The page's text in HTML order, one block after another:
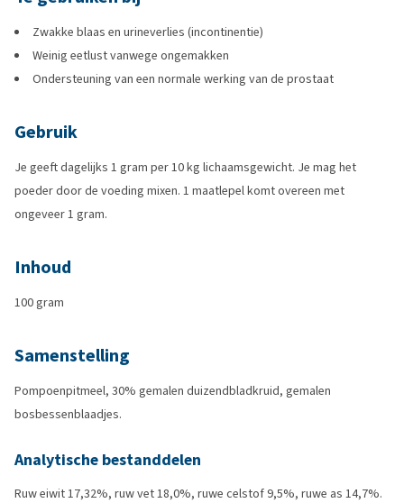
Zwakke blaas en urineverlies (incontinentie)
Weinig eetlust vanwege ongemakken
Ondersteuning van een normale werking van de prostaat
Gebruik
Je geeft dagelijks 1 gram per 10 kg lichaamsgewicht. Je mag het
poeder door de voeding mixen. 1 maatlepel komt overeen met
ongeveer 1 gram.
Inhoud
100 gram
Samenstelling
Pompoenpitmeel, 30% gemalen duizendbladkruid, gemalen
bosbessenblaadjes.
Analytische bestanddelen
Ruw eiwit 17,32%, ruw vet 18,0%, ruwe celstof 9,5%, ruwe as 14,7%.